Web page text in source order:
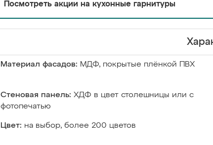
Посмотреть акции на кухонные гарнитуры
Материал фасадов: МДФ, покрытые плёнкой ПВХ
Стеновая панель: ХДФ в цвет столешницы или с
фотопечатью
Цвет: на выбор, более 200 цветов